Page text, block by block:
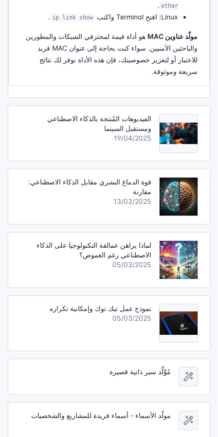
ether
.
Linux: افتح Terminal واكتب
ip link show
.
مولّد عناوين MAC
هو أداة قيمة لمحترفي الشبكات والمطورين
والباحثين الأمنيين. سواء كنت بحاجة إلى عنوان MAC فريد
للاختبار أو لتعزيز خصوصيتك، فإن هذه الأداة توفر لك نتائج
سريعة وموثوقة.
الفيديوهات المُنتجة بالذكاء الاصطناعي
ومستقبل السينما
19/04/2025
قوة الدماغ البشري مقابل الذكاء الاصطناعي:
مقارنة
13/03/2025
لماذا يراهن عمالقة التكنولوجيا على الذكاء
الاصطناعي رغم الغموض؟
05/03/2025
نموذج عمل تيك توك وإمكانية تكراره
05/03/2025
مُوَّلِّد سير ذاتية قصيرة
مولّد الأسماء - أسماء فريدة للمشاريع والشخصيات